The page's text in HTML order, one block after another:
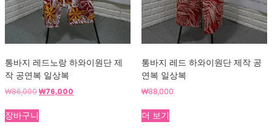
통바지 레드노랑 하와이원단 제
작 공연복 일상복
₩86,000원
가
격:
₩76,000
장바구니
통바지 레드 하와이원단 제작 공
연복 일상복
₩88,000
더 보기